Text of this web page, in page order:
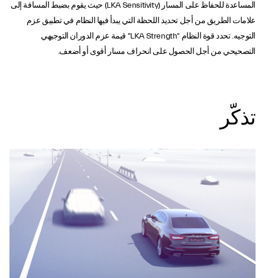
المساعدة للحفاظ على المسار (LKA Sensitivity) حيث يقوم بضبط المسافة إلى
علامات الطريق من أجل تحديد اللحظة التي يبدأ فيها النظام في تطبيق عزم
التوجيه. تحدد قوة النظام "LKA Strength" قيمة عزم الدوران التوجيهي
التصحيحي من أجل الحصول على انحراف مسار أقوى أو أضعف.
تذكّر